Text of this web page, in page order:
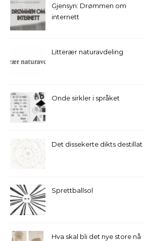
Gjensyn: Drømmen om
internett
Litterær naturavdeling
Onde sirkler i språket
Det dissekerte dikts destillat
Sprettballsol
Hva skal bli det nye store nå